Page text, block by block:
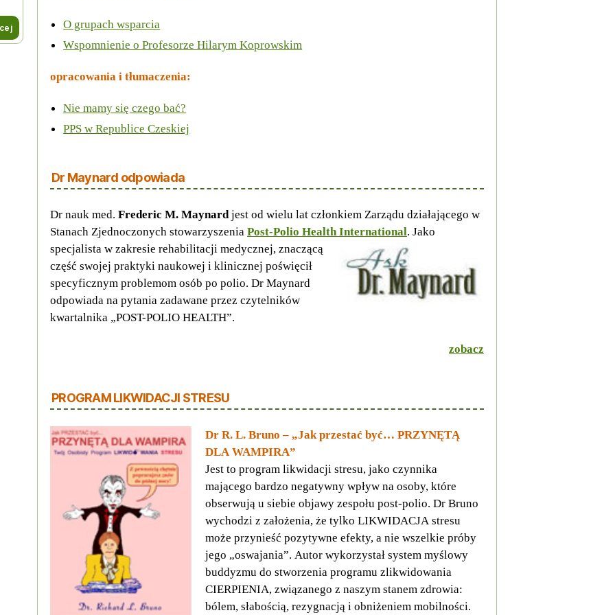
O grupach wsparcia
Wspomnienie o Profesorze Hilarym Koprowskim
opracowania i tłumaczenia:
Nie mamy się czego bać?
PPS w Republice Czeskiej
Dr Maynard odpowiada
Dr nauk med. Frederic M. Maynardjest od wielu lat członkiem Zarządu działającego w
Stanach Zjednoczonych stowarzyszeniaPost-Polio Health International. Jako
specjalista w zakresie rehabilitacji medycznej, znaczącą
część swojej praktyki naukowej i klinicznej poświęcił
specyficznym problemom osób po polio. Dr Maynard
odpowiada na pytania zadawane przez czytelników
kwartalnika „POST-POLIO HEALTH”.
zobacz
PROGRAM LIKWIDACJI STRESU
Dr R. L. Bruno – „Jak przestać być… PRZYNĘTĄ
DLA WAMPIRA”
Jest to program likwidacji stresu, jako czynnika
mającego bardzo negatywny wpływ na osoby, które
obserwują u siebie objawy zespołu post-polio. Dr Bruno
wychodzi z założenia, że tylko LIKWIDACJA stresu
może przynieść pozytywne efekty, a nie wszelkie próby
jego „oswajania”. Autor wykorzystał system myślowy
buddyzmu do stworzenia programu zlikwidowania
CIERPIENIA, związanego z naszym stanem zdrowia:
bólem, słabością, rezygnacją i obniżeniem mobilności.